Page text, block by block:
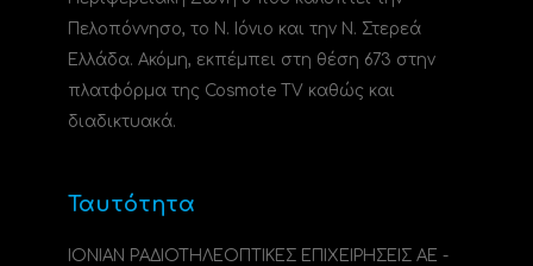
Πελοπόννησο, το N. Ιόνιο και την Ν. Στερεά
Ελλάδα. Ακόμη, εκπέμπει στη θέση 673 στην
πλατφόρμα της Cosmote TV καθώς και
διαδικτυακά.
Ταυτότητα
ΙΟΝΙΑΝ ΡΑΔΙΟΤΗΛΕΟΠΤΙΚΕΣ ΕΠΙΧΕΙΡΗΣΕΙΣ ΑΕ -